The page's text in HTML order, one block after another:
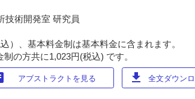
技術開発室 研究員
）、基本料金制は基本料金に含まれます。
の方共に1,023円(税込) です。
アブストラクトを見る download 全文ダウン